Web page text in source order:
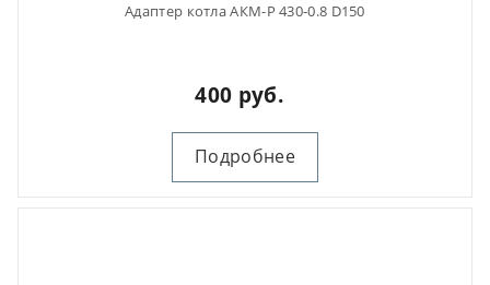
Адаптер котла АКМ-Р 430-0.8 D150
400 руб.
Подробнее